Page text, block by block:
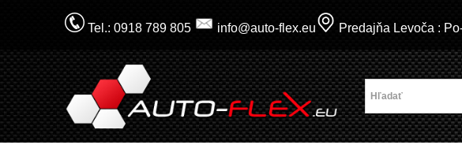
na
obsah
Tel.: 0918 789 805 info@auto-flex.eu Predajňa Levoča :